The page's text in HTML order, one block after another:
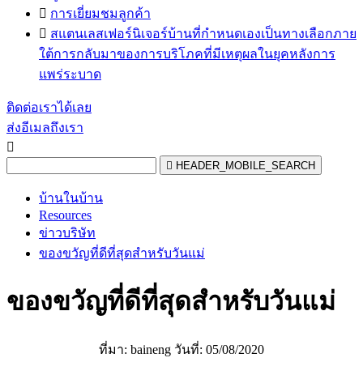
 การเยี่ยมชมลูกค้า
 สแตนเลสเฟอร์นิเจอร์บ้านที่กำหนดเองเป็นทางเลือกภาย
ใต้การกลับมาของการบริโภคที่มีเหตุผลในยุคหลังการ
แพร่ระบาด
ติดต่อเราได้เลย
ส่งอีเมลถึงเรา

 HEADER_MOBILE_SEARCH
บ้านในบ้าน
Resources
ข่าวบริษัท
ของขวัญที่ดีที่สุดสำหรับวันแม่
ของขวัญที่ดีที่สุดสำหรับวันแม่
ที่มา: baineng วันที่: 05/08/2020